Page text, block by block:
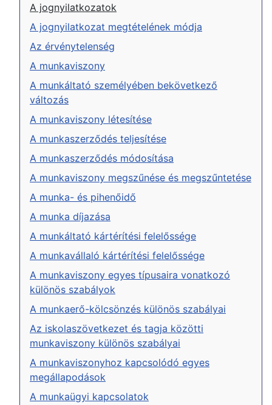
A jognyilatkozatok
A jognyilatkozat megtételének módja
Az érvénytelenség
A munkaviszony
A munkáltató személyében bekövetkező
változás
A munkaviszony létesítése
A munkaszerződés teljesítése
A munkaszerződés módosítása
A munkaviszony megszűnése és megszűntetése
A munka- és pihenőidő
A munka díjazása
A munkáltató kártérítési felelőssége
A munkavállaló kártérítési felelőssége
A munkaviszony egyes típusaira vonatkozó
különös szabályok
A munkaerő-kölcsönzés különös szabályai
Az iskolaszövetkezet és tagja közötti
munkaviszony különös szabályai
A munkaviszonyhoz kapcsolódó egyes
megállapodások
A munkaügyi kapcsolatok